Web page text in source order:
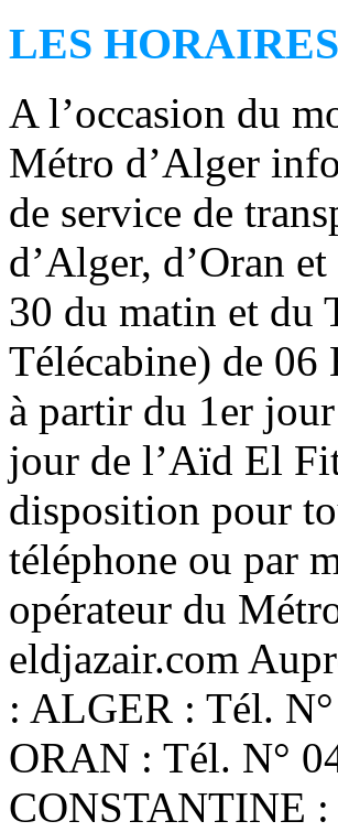
LES
A l’occasion du
Métro d’Alger
de service de
d’Alger, d’Oran
30 du matin et du
Télécabine) de
à partir du 1er
jour de l’Aïd El
disposition pour
téléphone ou par
opérateur du
eldjazair.com
: ALGER : Tél.
ORAN : Tél. N°
CONSTANTINE :